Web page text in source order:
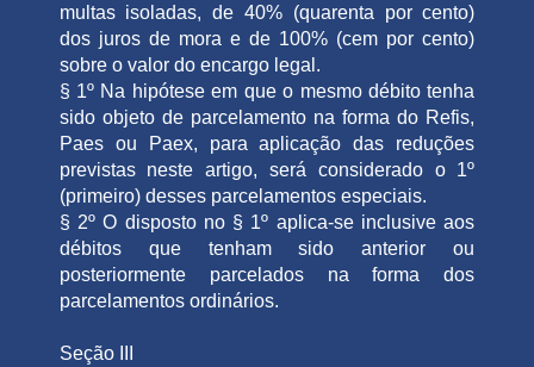
multas isoladas, de 40% (quarenta por cento)
dos juros de mora e de 100% (cem por cento)
sobre o valor do encargo legal.
§ 1º Na hipótese em que o mesmo débito tenha
sido objeto de parcelamento na forma do Refis,
Paes ou Paex, para aplicação das reduções
previstas neste artigo, será considerado o 1º
(primeiro) desses parcelamentos especiais.
§ 2º O disposto no § 1º aplica-se inclusive aos
débitos que tenham sido anterior ou
posteriormente parcelados na forma dos
parcelamentos ordinários.
Seção III